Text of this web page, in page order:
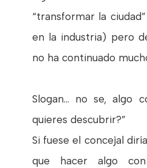
“transformar la
en la industria) pero
no ha continuado
Slogan... no se, algo
quieres descubrir?”
Si fuese el concejal
que hacer algo